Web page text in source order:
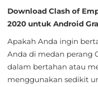
Hypercasual
Puzzle
Racing
Download Clash of
2020 untuk Android
Apakah Anda ingin
Anda di medan perang
dalam bertahan atau
menggunakan sedikit